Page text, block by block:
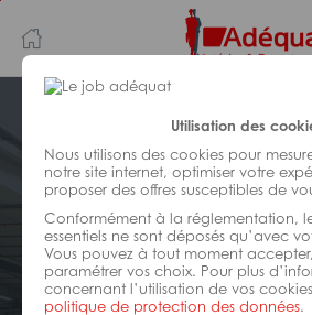
Utilisation des
Nous utilisons des cookies pour
notre site internet, optimiser votre
proposer des offres susceptibles de
Conformément à la réglementation,
essentiels ne sont déposés qu’avec
Vous pouvez à tout moment
paramétrer vos choix. Pour plus
concernant l’utilisation de vos
politique de protection des données.
au
contenu
principal
navigation
LOGISTIQUE
Réf : Z10-328318
Coordinateur qhse
bonneuil